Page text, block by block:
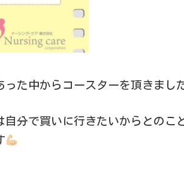
た中からコースターを頂きまし
分で買いに行きたいからとのこ